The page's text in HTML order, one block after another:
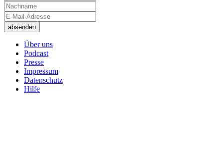
Über uns
Podcast
Presse
Impressum
Datenschutz
Hilfe